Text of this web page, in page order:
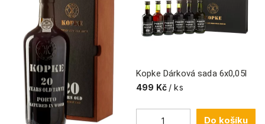
Kopke Dárková sada 6x0,05l
499 Kč / ks
Do košíku